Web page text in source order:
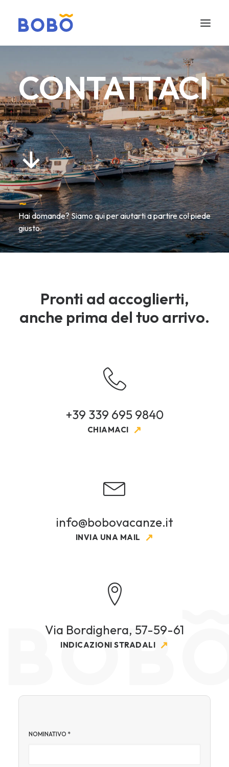
CONTATTACI
Hai domande? Siamo qui per aiutarti a partire col piede
giusto.
Pronti ad accoglierti,
anche prima del tuo arrivo.
+39 339 695 9840
CHIAMACI
info@bobovacanze.it
INVIA UNA MAIL
Via Bordighera, 57-59-61
INDICAZIONI STRADALI
NOMINATIVO *